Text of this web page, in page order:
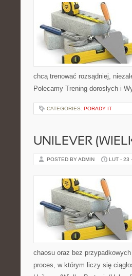
chcą trenować rozsądniej,
Polecamy Trening dorosłych i
CATEGORIES: PORADY IT
UNILEVER
POSTED BY ADMIN LUT - 23
chaosu oraz bez
proces, w którym liczy się